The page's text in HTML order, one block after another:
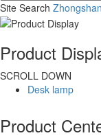
Site Search
Product
SCROLL DOWN
Desk lamp
Product